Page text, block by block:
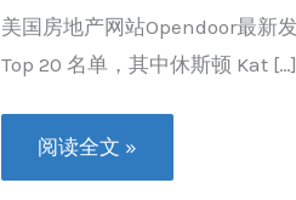
美国房地产网站Opendoor最新
Top 20 名单，其中休斯顿 Kat […]
休
顿
阅读全文 »